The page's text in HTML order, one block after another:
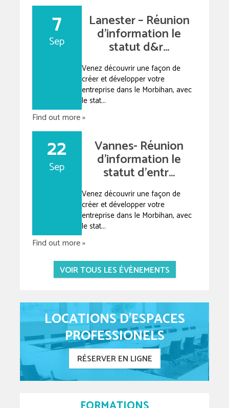
7
Sep
Lanester – Réunion
d’information le
statut d&r...
Venez découvrir une façon de
créer et développer votre
entreprise dans le Morbihan, avec
le stat...
Find out more »
22
Sep
Vannes- Réunion
d’information le
statut d’entr...
Venez découvrir une façon de
créer et développer votre
entreprise dans le Morbihan, avec
le stat...
Find out more »
VOIR TOUS LES ÉVÈNEMENTS
LOCATIONS D'ESPACES
PROFESSIONELS
RÉSERVER EN LIGNE